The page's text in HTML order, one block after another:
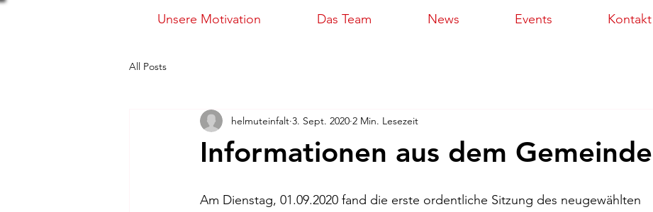
Unsere Motivation Das Team News Events Kontakt
All Posts
Informationen aus dem
helmuteinfalt 3. Sept. 2020 2 Min. Lesezeit
Am Dienstag, 01.09.2020 fand die erste ordentliche Sitzung des neugewählten